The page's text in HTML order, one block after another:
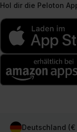
Hol dir die Peloton
Deutschland (€